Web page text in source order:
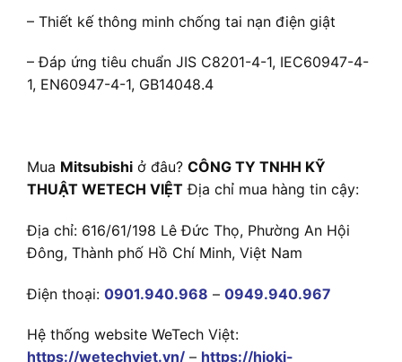
– Thiết kế thông minh chống tai nạn điện giật
– Đáp ứng tiêu chuẩn JIS C8201-4-1, IEC60947-4-
1, EN60947-4-1, GB14048.4
Mua Mitsubishi ở đâu? CÔNG TY TNHH KỸ
THUẬT WETECH VIỆT Địa chỉ mua hàng tin cậy:
Địa chỉ: 616/61/198 Lê Đức Thọ, Phường An Hội
Đông, Thành phố Hồ Chí Minh, Việt Nam
Điện thoại: 0901.940.968 – 0949.940.967
Hệ thống website WeTech Việt:
https://wetechviet.vn/ – https://hioki-